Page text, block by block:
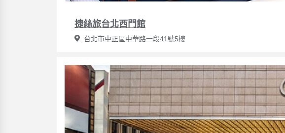
捷絲旅台北西門館
台北市中正區中華路一段41號5樓